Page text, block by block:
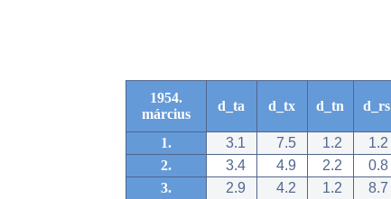
1954.
március
d_ta d_tx d_tn d_rs
1. 3.1 7.5 1.2 1.2
2.
3.4 4.9 2.2 0.8
3.
2.9 4.2 1.2 8.7